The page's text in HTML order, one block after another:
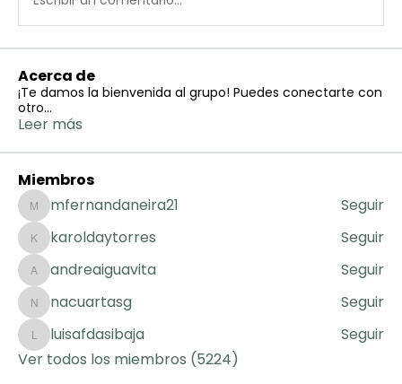
Acerca de
¡Te damos la bienvenida al grupo! Puedes conectarte con
otro...
Leer más
Miembros
mfernandaneira21
mfernandaneira21 Seguir
karoldaytorres
karoldaytorres Seguir
andreaiguavita
andreaiguavita Seguir
nacuartasg
nacuartasg Seguir
luisafdasibaja
luisafdasibaja
Seguir
Ver todos los miembros (5224)